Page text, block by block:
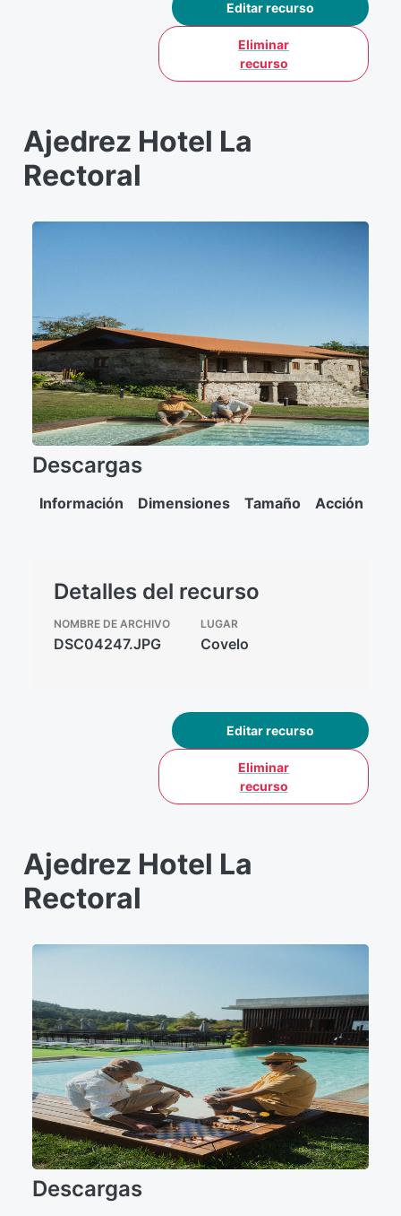
Editar recurso
Eliminar
recurso
Ajedrez Hotel La
Rectoral
Descargas
Información Dimensiones Tamaño Acción
Detalles del recurso
NOMBRE DE ARCHIVO
DSC04247.JPG
LUGAR
Covelo
Editar recurso
Eliminar
recurso
Ajedrez Hotel La
Rectoral
Descargas